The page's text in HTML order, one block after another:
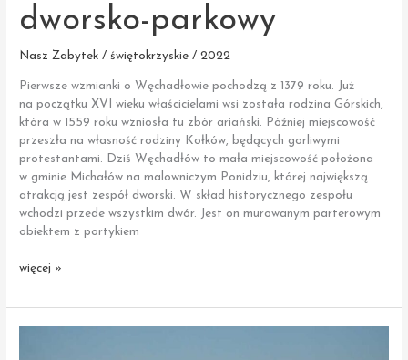
dworsko-parkowy
Nasz Zabytek / świętokrzyskie / 2022
Pierwsze wzmianki o Węchadłowie pochodzą z 1379 roku. Już
na początku XVI wieku właścicielami wsi została rodzina Górskich,
która w 1559 roku wzniosła tu zbór ariański. Później miejscowość
przeszła na własność rodziny Kołków, będących gorliwymi
protestantami. Dziś Węchadłów to mała miejscowość położona
w gminie Michałów na malowniczym Ponidziu, której największą
atrakcją jest zespół dworski. W skład historycznego zespołu
wchodzi przede wszystkim dwór. Jest on murowanym parterowym
obiektem z portykiem
Węchadłów
więcej »